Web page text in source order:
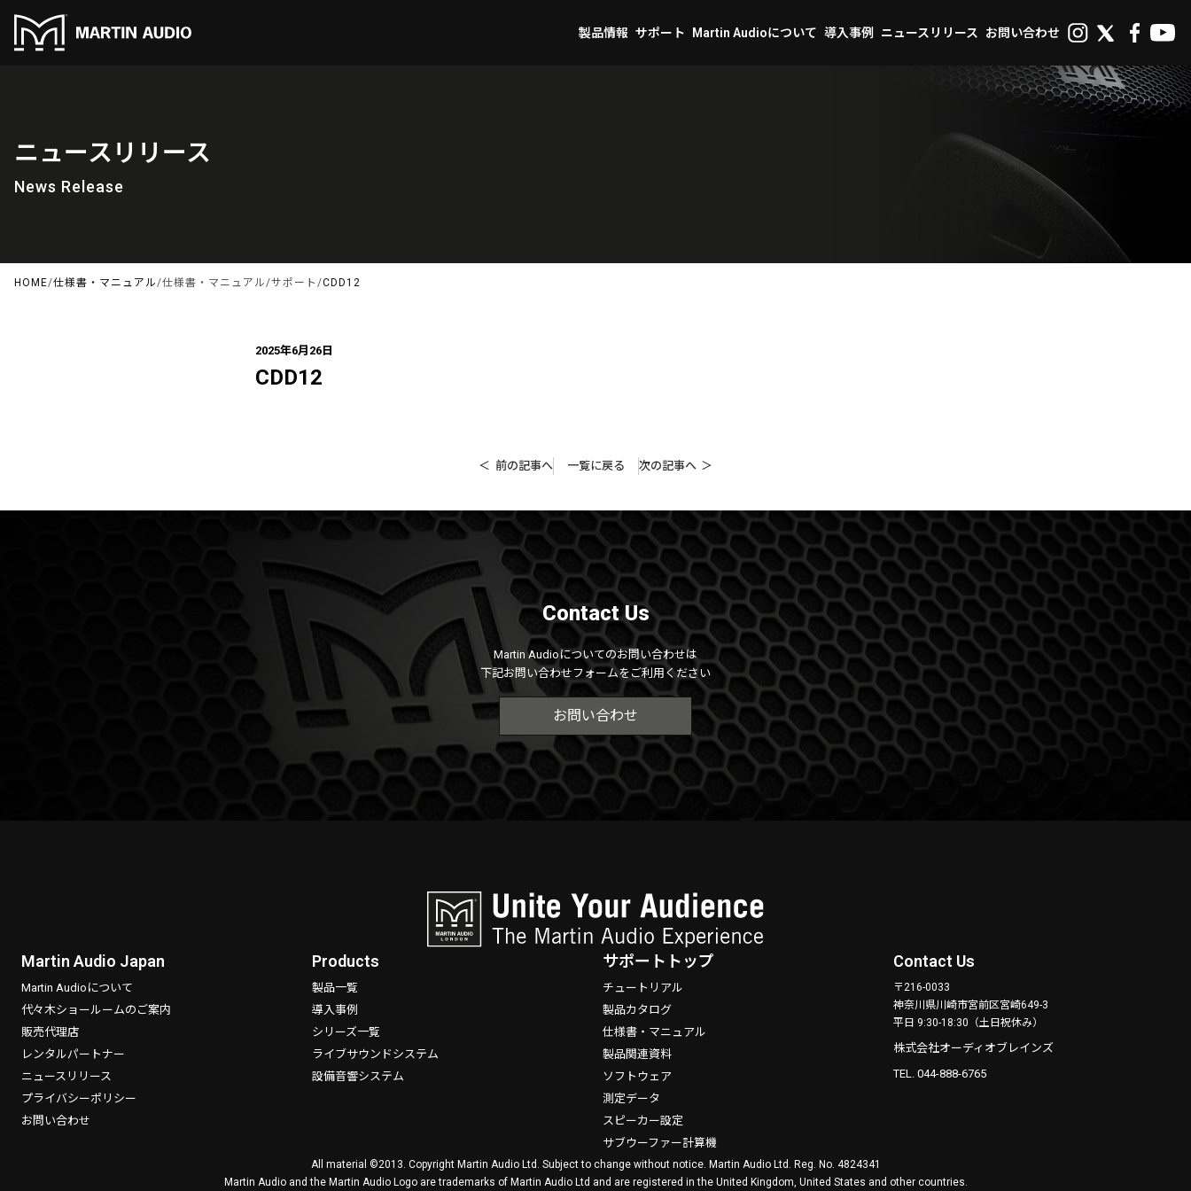
製品情報 サポート Martin Audioについて 導入事例 ニュースリリース お問い合わせ
ニュースリリース
News Release
HOME/仕様書・マニュアル/仕様書・マニュアル/サポート /CDD12
2025年6月26日
CDD12
前の記事へ 一覧に戻る 次の記事へ
Contact Us
Martin Audioについてのお問い合わせは
下記お問い合わせフォームをご利用ください
お問い合わせ
Martin Audio Japan
Martin Audioについて
代々木ショールームのご案内
販売代理店
レンタルパートナー
ニュースリリース
プライバシーポリシー
お問い合わせ
Products
製品一覧
導入事例
シリーズ一覧
ライブサウンドシステム
設備音響システム
サポートトップ
チュートリアル
製品カタログ
仕様書・マニュアル
製品関連資料
ソフトウェア
測定データ
スピーカー設定
サブウーファー計算機
Contact Us
〒216-0033
神奈川県川崎市宮前区宮崎649-3
平日 9:30-18:30（土日祝休み）
株式会社オーディオブレインズ
TEL. 044-888-6765
All material ©2013. Copyright Martin Audio Ltd. Subject to change without notice. Martin Audio Ltd. Reg. No. 4824341
Martin Audio and the Martin Audio Logo are trademarks of Martin Audio Ltd and are registered in the United Kingdom, United States and other countries.